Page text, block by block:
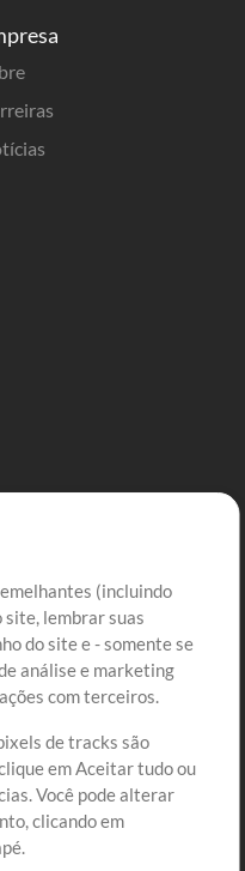
se
carrinho
(incluindo
site, lembrar suas
do site e - somente se
análise e marketing
com terceiros.
de tracks são
em Aceitar tudo ou
Você pode alterar
clicando em